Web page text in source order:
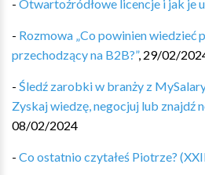
- Otwartoźródłowe licencje i jak je
- Rozmowa „Co powinien wiedzieć
przechodzący na B2B?”, 29/02/
- Śledź zarobki w branży z
Zyskaj wiedzę, negocjuj lub znajdź
08/02/2024
- Co ostatnio czytałeś Piotrze?